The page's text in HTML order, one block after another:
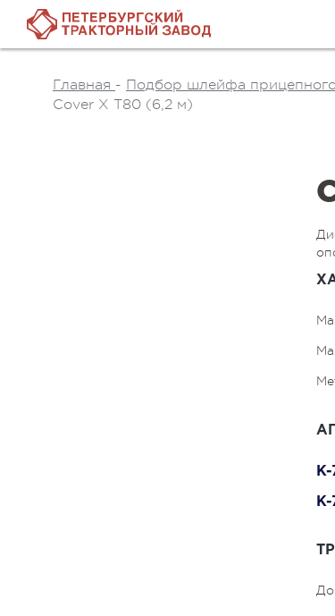
Главная - Подбор шлейфа прицепного
Cover X T80 (6,2 м)